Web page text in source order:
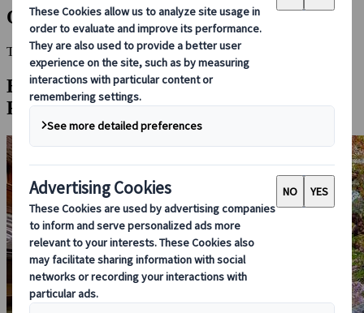
Ohara
This Destination is disabled to display.
Entdecken Sie andere Reiseziele in dieser
Region